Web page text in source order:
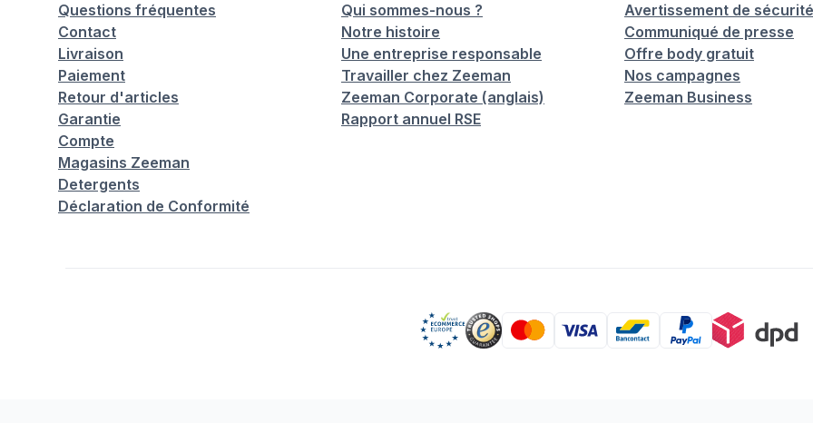
Questions fréquentes
Contact
Livraison
Paiement
Retour d'articles
Garantie
Compte
Magasins Zeeman
Detergents
Déclaration de Conformité
Qui sommes-nous ?
Notre histoire
Une entreprise responsable
Travailler chez Zeeman
Zeeman Corporate (anglais)
Rapport annuel RSE
Avertissement de sécurité
Communiqué de presse
Offre body gratuit
Nos campagnes
Zeeman Business